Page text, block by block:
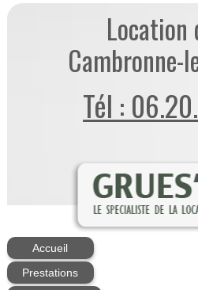
Location
Cambronne-
Tél :
Accueil
Prestations